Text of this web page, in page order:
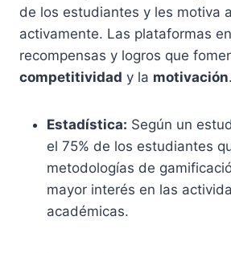
de los estudiantes y les motiva
activamente. Las plataformas
recompensas y logros que
competitividad y la motivación.
Estadística: Según un
el 75% de los estudiantes
metodologías de
mayor interés en las
académicas.